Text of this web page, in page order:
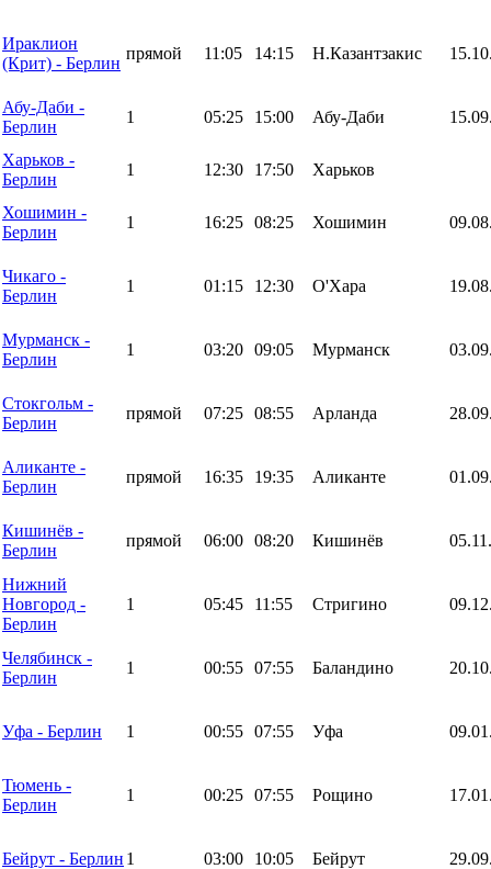
Ираклион
(Крит) - Берлин
прямой 11:05 14:15 Н.Казантзакис
Абу-Даби -
Берлин
1 05:25 15:00 Абу-Даби
Харьков -
Берлин
1 12:30 17:50 Харьков
Хошимин -
Берлин
1 16:25 08:25 Хошимин
Чикаго -
Берлин
1 01:15 12:30 О'Хара
Мурманск -
Берлин
1 03:20 09:05 Мурманск
Стокгольм -
Берлин
прямой 07:25 08:55 Арланда
Аликанте -
Берлин
прямой 16:35 19:35 Аликанте
Кишинёв -
Берлин
прямой 06:00 08:20 Кишинёв
Нижний
Новгород -
Берлин
1 05:45 11:55 Стригино
Челябинск -
Берлин
1 00:55 07:55 Баландино
Уфа - Берлин 1 00:55 07:55 Уфа
Тюмень -
Берлин
1 00:25 07:55 Рощино
Бейрут - Берлин 1 03:00 10:05 Бейрут